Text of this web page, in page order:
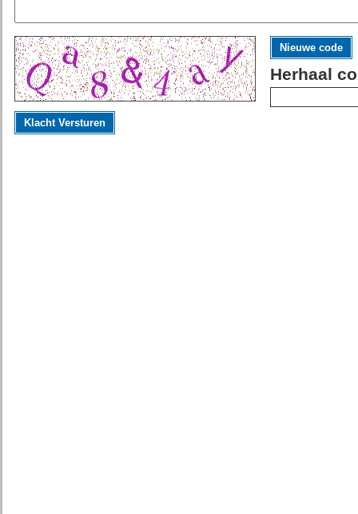
Nieuwe code
Herhaal
Klacht Versturen